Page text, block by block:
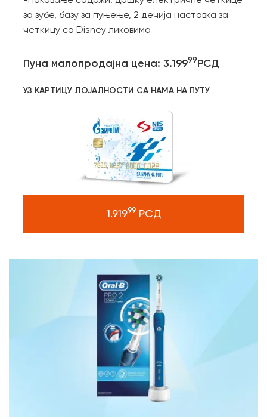
за зубе, базу за пуњење, 2 дечија наставка за
четкицу са Disney ликовима
Пуна малопродајна цена: 3.19999РСД
УЗ КАРТИЦУ ЛОЈАЛНОСТИ СА НАМА НА ПУТУ
1.91999РСД